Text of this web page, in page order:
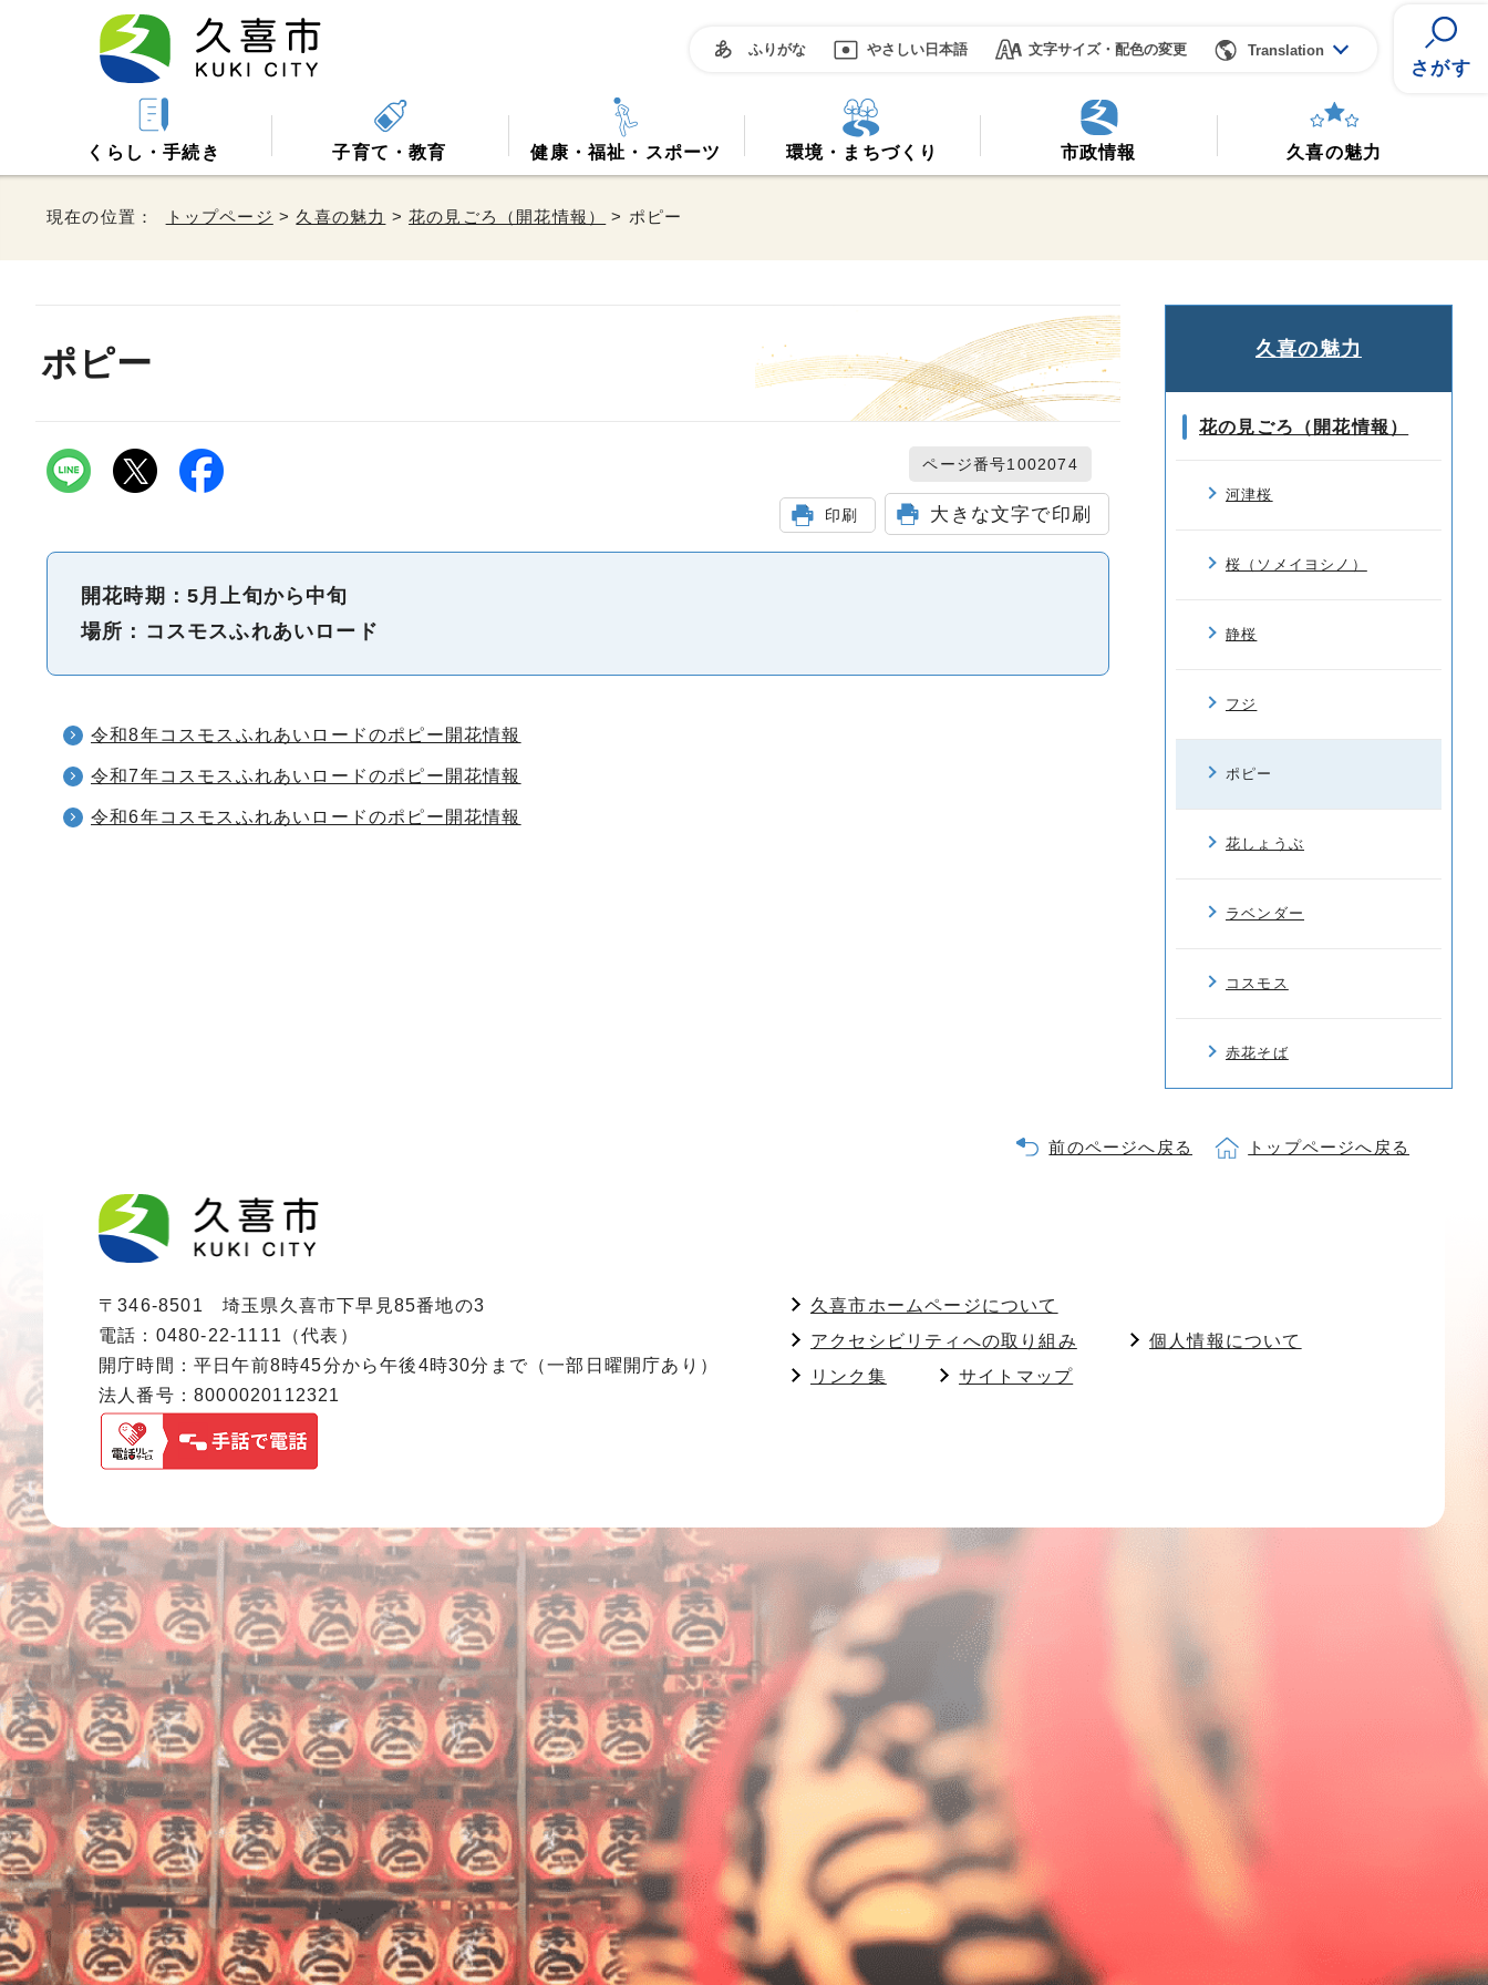
ふりがな やさしい日本語 文字サイズ・配色の変更 Translation
さがす
くらし・手続き 子育て・教育 健康・福祉・スポーツ 環境・まちづくり 市政情報 久喜の魅力
現在の位置： トップページ > 久喜の魅力 >花の見ごろ（開花情報） > ポピー
ポピー
ページ番号1002074
印刷 大きな文字で印刷
開花時期：5月上旬から中旬
場所：コスモスふれあいロード
令和8年コスモスふれあいロードのポピー開花情報
令和7年コスモスふれあいロードのポピー開花情報
令和6年コスモスふれあいロードのポピー開花情報
久喜の魅力
花の見ごろ（開花情報）
河津桜
桜（ソメイヨシノ）
静桜
フジ
ポピー
花しょうぶ
ラベンダー
コスモス
赤花そば
前のページへ戻る トップページへ戻る
〒346-8501 埼玉県久喜市下早見85番地の3
電話：0480-22-1111（代表）
開庁時間：平日午前8時45分から午後4時30分まで（一部日曜開庁あり）
法人番号：8000020112321
久喜市ホームページについて
アクセシビリティへの取り組み
個人情報について
リンク集
サイトマップ